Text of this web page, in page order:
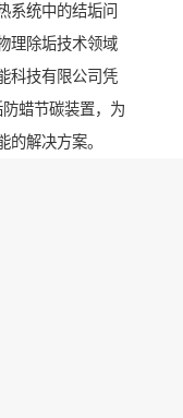
系统中的结垢问
理除垢技术领域
科技有限公司凭
蜡节碳装置，为
解决方案。